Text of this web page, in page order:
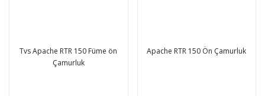
Tvs Apache RTR 150 Füme ön
Çamurluk
Apache RTR 150 Ön Çamurluk